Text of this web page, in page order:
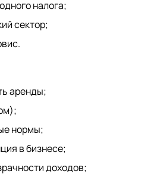
налога;
сектор;
аренды;
нормы;
в бизнесе;
доходов;